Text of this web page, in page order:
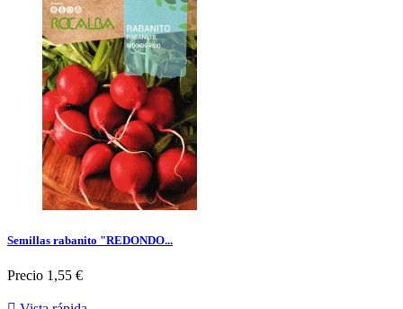
Semillas rabanito "REDONDO...
Precio 1,55 €